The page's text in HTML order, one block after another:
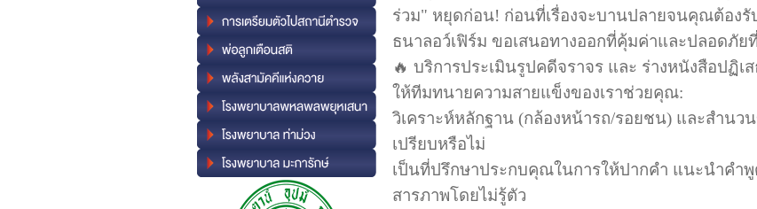
ร่วม" หยุดก่อน! ก่อนที่เรื่องจะบานปลายจนคุณต้อง
ธนาลอว์เฟิร์ม ขอเสนอทางออกที่คุ้มค่าและปลอดภัย
🔥 บริการประเมินรูปคดีจราจร และ ร่างหนังสือปฏิเ
ให้ทีมทนายความสายแข็งของเราช่วยคุณ:
วิเคราะห์หลักฐาน (กล้องหน้ารถ/รอยชน) และสำนว
เปรียบหรือไม่
เป็นที่ปรึกษาประกบคุณในการให้ปากคำ แนะนำคำ
สารภาพโดยไม่รู้ตัว